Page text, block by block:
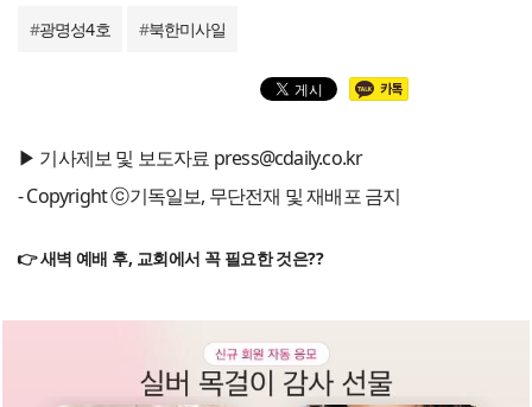
#광명성4호 #북한미사일
▶ 기사제보 및 보도자료 press@cdaily.co.kr
- Copyright ⓒ기독일보, 무단전재 및 재배포 금지
👉 새벽 예배 후, 교회에서 꼭 필요한 것은??